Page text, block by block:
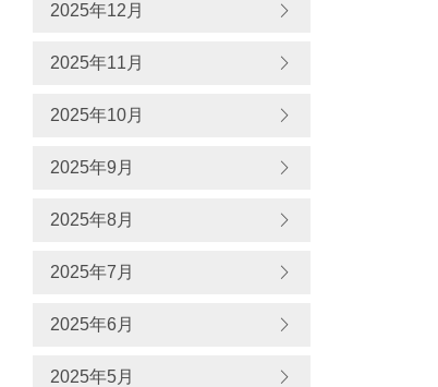
2025年12月
2025年11月
2025年10月
2025年9月
2025年8月
2025年7月
2025年6月
2025年5月